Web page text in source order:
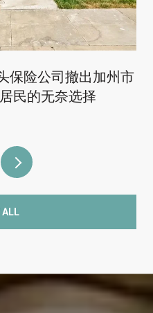
保险公司撤出加州市
⺠的⽆奈选择
ALL